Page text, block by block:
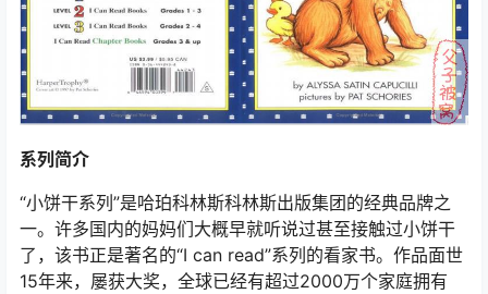
系列简介
“小饼干系列”是哈珀科林斯科林斯出版集团的经典品牌之
一。许多国内的妈妈们大概早就听说过甚至接触过小饼干
了，该书正是著名的“I can read”系列的看家书。作品面世
15年来，屡获大奖，全球已经有超过2000万个家庭拥有